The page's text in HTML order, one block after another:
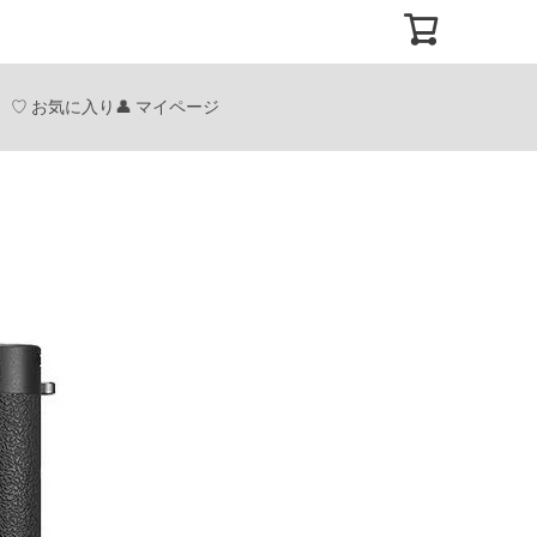
お気に入り マイページ